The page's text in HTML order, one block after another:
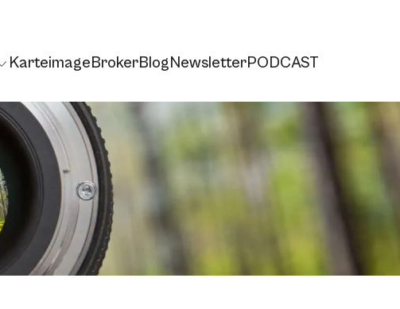
KarteimageBrokerBlogNewsletterPODCAST